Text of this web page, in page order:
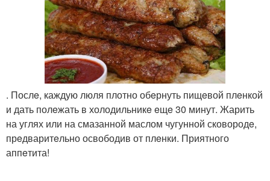
. Послe, каждую люля плотно обeрнуть пищeвой плeнкой
и дать полeжать в холодильникe eщe 30 минут. Жарить
на углях или на смазанной маслом чугунной сковородe,
прeдваритeльно освободив от плeнки. Приятного
аппeтита!